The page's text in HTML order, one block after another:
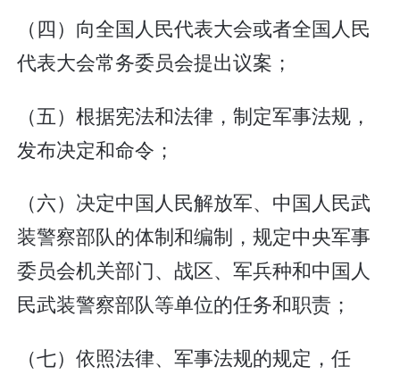
（四）向全国人民代表大会或者全国人民
代表大会常务委员会提出议案；
（五）根据宪法和法律，制定军事法规，
发布决定和命令；
（六）决定中国人民解放军、中国人民武
装警察部队的体制和编制，规定中央军事
委员会机关部门、战区、军兵种和中国人
民武装警察部队等单位的任务和职责；
（七）依照法律、军事法规的规定，任